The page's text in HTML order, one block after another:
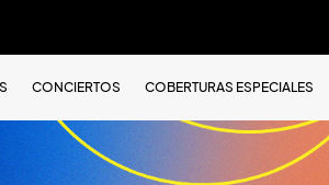
CONCIERTOS COBERTURAS ESPECIALES